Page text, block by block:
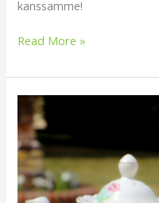
kanssamme!
Read More »
Pieni
Skonssibrunssi
su
13.11.
klo
11.30-